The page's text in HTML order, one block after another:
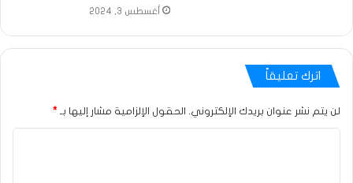
أغسطس 3, 2024
اترك تعليقاً
لن يتم نشر عنوان بريدك الإلكتروني. الحقول الإلزامية مشار إليها بـ *